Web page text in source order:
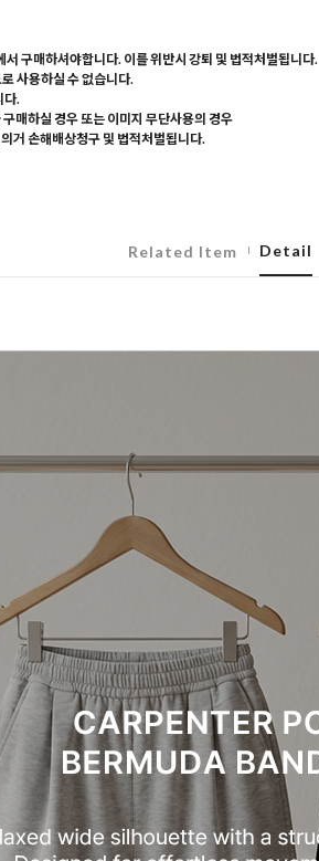
구매하셔야합니다. 이를 위반시 강퇴 및 법적처벌됩니다.
사용하실 수 없습니다.
다.
매하실 경우 또는 이미지 무단사용의 경우
거 손해배상청구 및 법적처벌됩니다.
Related Item Detail